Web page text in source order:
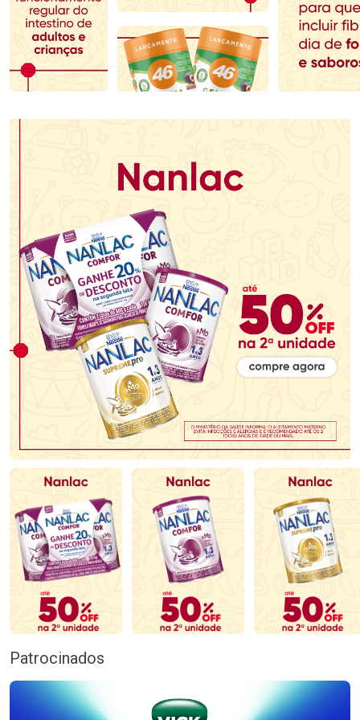
Comprar sem Desconto
Por R$ 69,59/cada
Comprar sem Desconto
Por R$ 69,59/cada
Comprar sem Desconto
Por R$ 389,99/cada
Comprar sem Desconto
Por R$ 389,99/cada
Patrocinados